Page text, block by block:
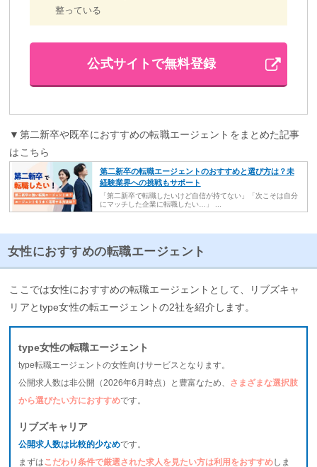
整っている
公式サイトで無料登録
▼第二新卒や既卒におすすめの転職エージェントをまとめた記事
はこちら
第二新卒の転職エージェントのおすすめと選び方は？未
経験業界への挑戦もサポート
「第二新卒で転職したいけど自信が持てない」「次こそは自分
にマッチした企業に転職したい…」 ...
女性におすすめの転職エージェント
ここでは女性におすすめの転職エージェントとして、リブズキャ
リアとtype女性の転エージェントの2社を紹介します。
type女性の転職エージェント
type転職エージェントの女性向けサービスとなります。
公開求人数は非公開（2026年6月時点）と豊富なため、 さまざまな選択肢
から選びたい方におすすめです。
リブズキャリア
公開求人数は比較的少なめです。
まずはこだわり条件で厳選された求人を見たい方は利用をおすすめしま